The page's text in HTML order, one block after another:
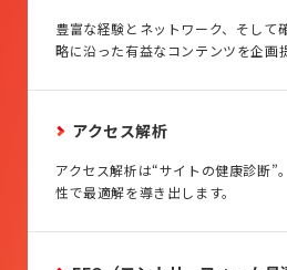
豊富な経験とネットワーク、そして
略に沿った有益なコンテンツを企画
アクセス解析
アクセス解析は“サイトの健康診断”
性で最適解を導き出します。